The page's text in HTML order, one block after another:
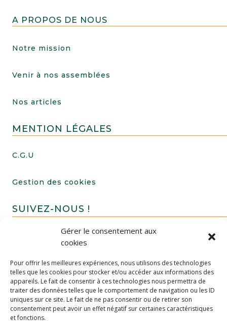
Gérer le consentement aux
cookies
Pour offrir les meilleures expériences, nous utilisons des technologies
telles que les cookies pour stocker et/ou accéder aux informations des
appareils. Le fait de consentir à ces technologies nous permettra de
traiter des données telles que le comportement de navigation ou les ID
uniques sur ce site. Le fait de ne pas consentir ou de retirer son
consentement peut avoir un effet négatif sur certaines caractéristiques
et fonctions.
A PROPOS DE NOUS
Notre mission
Venir à nos assemblées
Nos articles
MENTION LÉGALES
C.G.U
Gestion des cookies
SUIVEZ-NOUS !
FAIRE UN DON